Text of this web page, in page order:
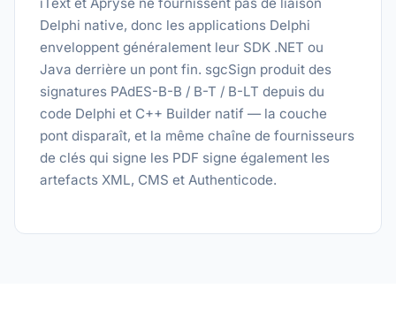
Delphi native, donc les applications Delphi
enveloppent généralement leur SDK .NET ou
Java derrière un pont fin. sgcSign produit des
signatures PAdES-B-B / B-T / B-LT depuis du
code Delphi et C++ Builder natif — la couche
pont disparaît, et la même chaîne de fournisseurs
de clés qui signe les PDF signe également les
artefacts XML, CMS et Authenticode.